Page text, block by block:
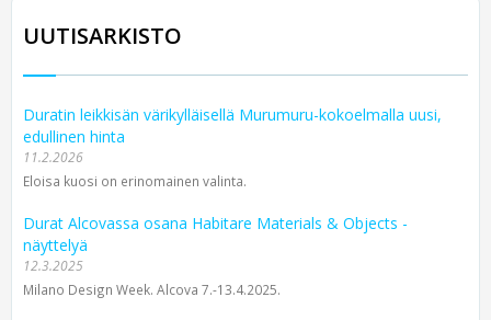
UUTISARKISTO
Duratin leikkisän värikylläisellä Murumuru-kokoelmalla uusi,
edullinen hinta
11.2.2026
Eloisa kuosi on erinomainen valinta.
Durat Alcovassa osana Habitare Materials & Objects -
näyttelyä
12.3.2025
Milano Design Week. Alcova 7.-13.4.2025.